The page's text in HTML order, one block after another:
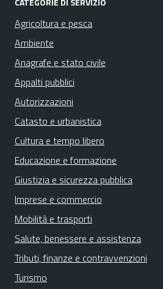
Agricoltura e pesca
Ambiente
Anagrafe e stato civile
Appalti pubblici
Autorizzazioni
Catasto e urbanistica
Cultura e tempo libero
Educazione e formazione
Giustizia e sicurezza pubblica
Imprese e commercio
Mobilità e trasporti
Salute, benessere e assistenza
Tributi, finanze e contravvenzioni
Turismo